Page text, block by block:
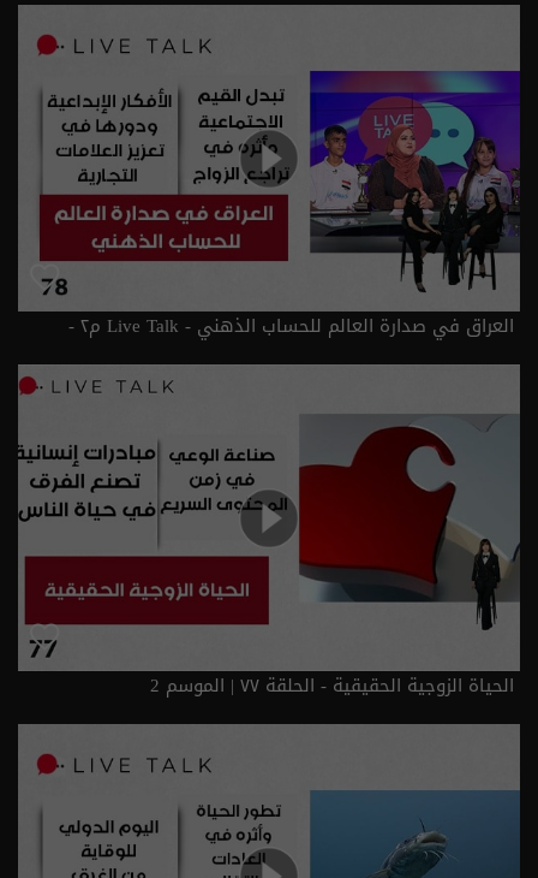
العراق في صدارة العالم للحساب الذهني - Live Talk م٢ -
الحلقة ٧٨ | الموسم 2
الحياة الزوجية الحقيقية - الحلقة ٧٧ | الموسم 2